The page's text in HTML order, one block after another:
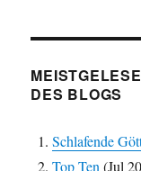
DES BLOGS
Schlafende
Top Ten (Jul